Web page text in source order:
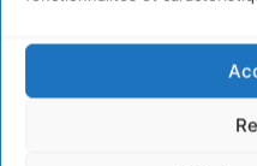
de leur profession (autres
thermaux…) ou parce que
partiellement en sous-sol
vinicoles…). Il est
représente un risque